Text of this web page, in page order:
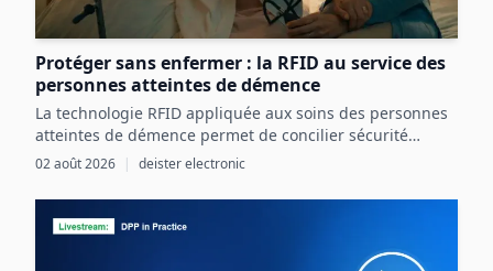
Protéger sans enfermer : la RFID au service des
personnes atteintes de démence
La technologie RFID appliquée aux soins des personnes
atteintes de démence permet de concilier sécurité
renforcée et liberté individuelle par une détection
précoce et ciblée des risques.
02 août 2026 | deister electronic